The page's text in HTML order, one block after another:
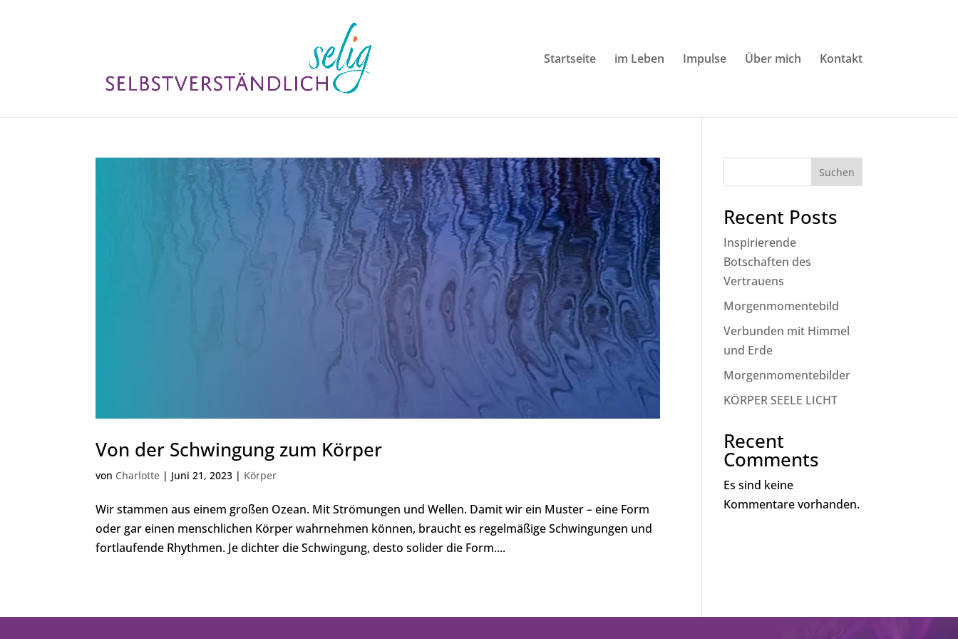
Startseite im Leben Impulse Über mich Kontakt
Von der Schwingung zum Körper
von Charlotte | Juni 21, 2023 | Körper
Wir stammen aus einem großen Ozean. Mit Strömungen und Wellen. Damit wir ein Muster – eine Form
oder gar einen menschlichen Körper wahrnehmen können, braucht es regelmäßige Schwingungen und
fortlaufende Rhythmen. Je dichter die Schwingung, desto solider die Form....
Suchen
Recent Posts
Inspirierende
Botschaften des
Vertrauens
Morgenmomentebild
Verbunden mit Himmel
und Erde
Morgenmomentebilder
KÖRPER SEELE LICHT
Recent
Comments
Es sind keine
Kommentare vorhanden.